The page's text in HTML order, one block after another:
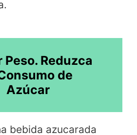
Peso. Reduzca
de
Azúcar
bebida azucarada